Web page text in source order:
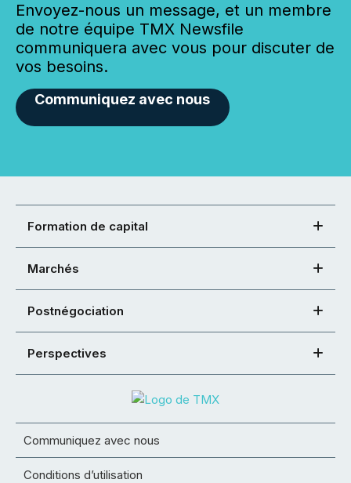
Envoyez-nous un message, et un membre
de notre équipe TMX Newsfile
communiquera avec vous pour discuter de
vos besoins.
Communiquez avec nous
Formation de capital
Marchés
Postnégociation
Perspectives
Communiquez avec nous
Conditions d’utilisation